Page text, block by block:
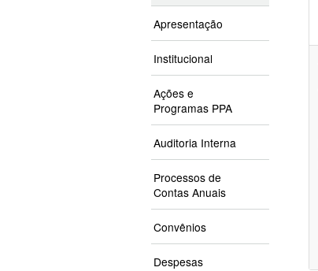
Apresentação
Institucional
Ações e
Programas PPA
Auditoria Interna
Processos de
Contas Anuais
Convênios
Despesas